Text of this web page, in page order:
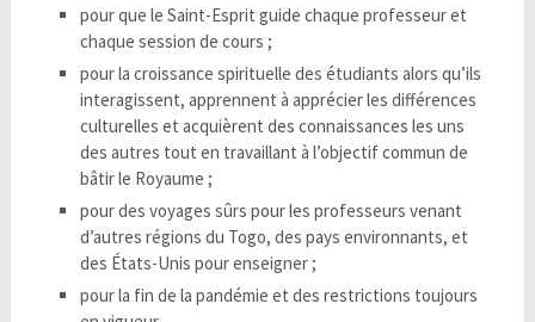
pour que le Saint-Esprit guide chaque professeur et
chaque session de cours ;
pour la croissance spirituelle des étudiants alors qu’ils
interagissent, apprennent à apprécier les différences
culturelles et acquièrent des connaissances les uns
des autres tout en travaillant à l’objectif commun de
bâtir le Royaume ;
pour des voyages sûrs pour les professeurs venant
d’autres régions du Togo, des pays environnants, et
des États-Unis pour enseigner ;
pour la fin de la pandémie et des restrictions toujours